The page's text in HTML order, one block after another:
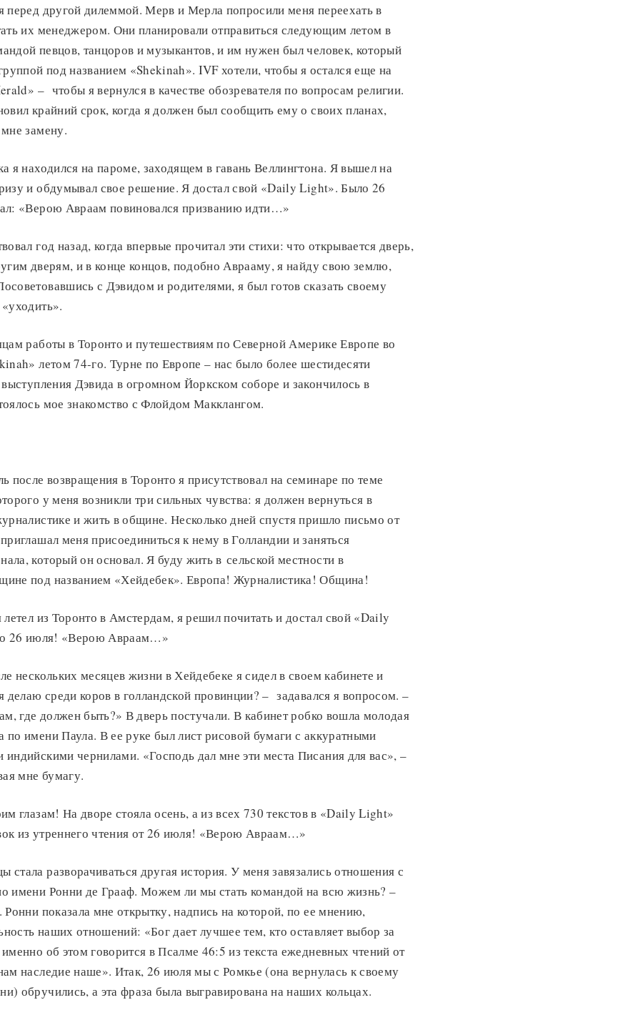
перед другой дилеммой. Мерв и Мерла попросили меня переехать в
их менеджером. Они планировали отправиться следующим летом в
певцов, танцоров и музыкантов, и им нужен был человек, который
под названием «Shekinah». IVF хотели, чтобы я остался еще на
– чтобы я вернулся в качестве обозревателя по вопросам религии.
крайний срок, когда я должен был сообщить ему о своих планах,
замену.
я находился на пароме, заходящем в гавань Веллингтона. Я вышел на
и обдумывал свое решение. Я достал свой «Daily Light». Было 26
«Верою Авраам повиновался призванию идти…»
год назад, когда впервые прочитал эти стихи: что открывается дверь,
дверям, и в конце концов, подобно Аврааму, я найду свою землю,
с Дэвидом и родителями, я был готов сказать своему
работы в Торонто и путешествиям по Северной Америке Европе во
летом 74-го. Турне по Европе – нас было более шестидесяти
Дэвида в огромном Йоркском соборе и закончилось в
мое знакомство с Флойдом Макклангом.
после возвращения в Торонто я присутствовал на семинаре по теме
у меня возникли три сильных чувства: я должен вернуться в
и жить в общине. Несколько дней спустя пришло письмо от
меня присоединиться к нему в Голландии и заняться
который он основал. Я буду жить в сельской местности в
под названием «Хейдебек». Европа! Журналистика! Община!
из Торонто в Амстердам, я решил почитать и достал свой «Daily
26 июля! «Верою Авраам…»
нескольких месяцев жизни в Хейдебеке я сидел в своем кабинете и
делаю среди коров в голландской провинции? – задавался я вопросом. –
где должен быть?» В дверь постучали. В кабинет робко вошла молодая
по имени Паула. В ее руке был лист рисовой бумаги с аккуратными
индийскими чернилами. «Господь дал мне эти места Писания для вас», –
мне бумагу.
глазам! На дворе стояла осень, а из всех 730 текстов в «Daily Light»
из утреннего чтения от 26 июля! «Верою Авраам…»
разворачиваться другая история. У меня завязались отношения с
имени Ронни де Грааф. Можем ли мы стать командой на всю жизнь? –
Ронни показала мне открытку, надпись на которой, по ее мнению,
наших отношений: «Бог дает лучшее тем, кто оставляет выбор за
об этом говорится в Псалме 46:5 из текста ежедневных чтений от
наследие наше». Итак, 26 июля мы с Ромкье (она вернулась к своему
обручились, а эта фраза была выгравирована на наших кольцах.